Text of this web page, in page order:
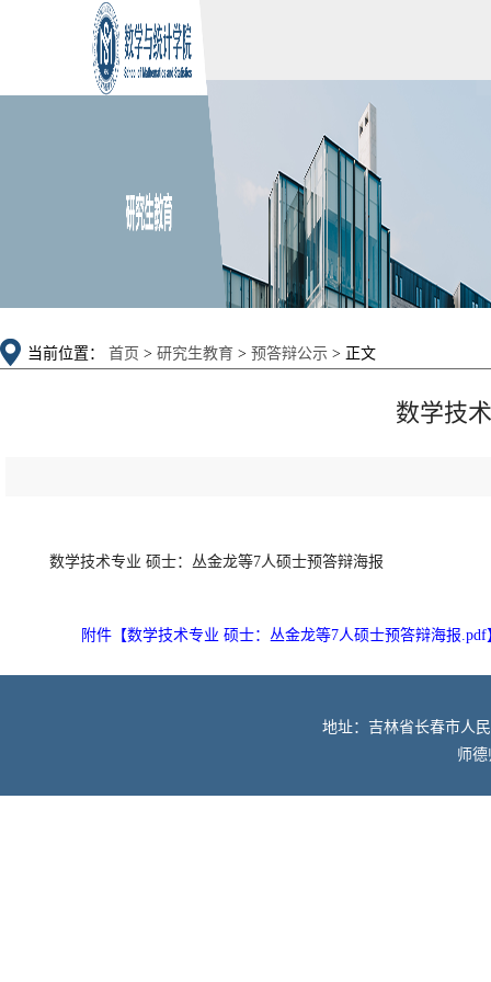
当前位置： 首页 > 研究生教育 > 预答辩公示 > 正文
数学技
数学技术专业 硕士：丛金龙等7人硕士预答辩海报
附件【数学技术专业 硕士：丛金龙等7人硕士预答辩海报.pdf
地址：吉林省长春市人
师德